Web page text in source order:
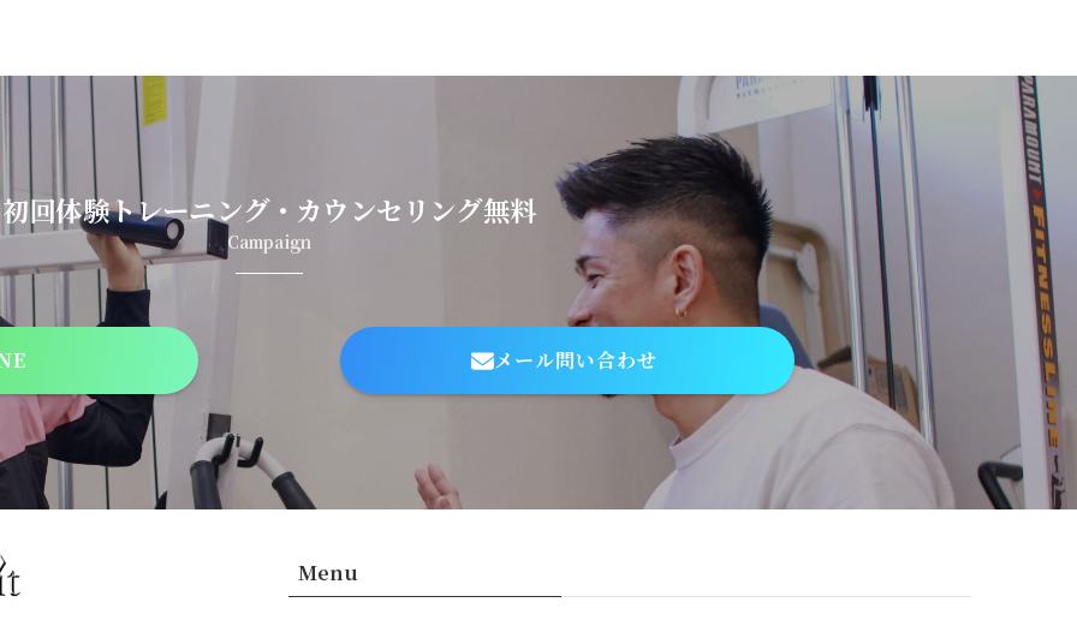
初回体験トレーニング・カウンセリング無料
Campaign
メール問い合わせ
Menu